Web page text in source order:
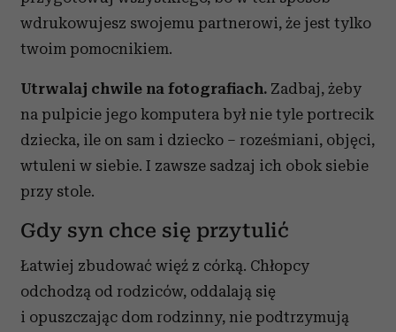
wdrukowujesz swojemu partnerowi, że jest tylko
twoim pomocnikiem.
Utrwalaj chwile na fotografiach. Zadbaj, żeby
na pulpicie jego komputera był nie tyle portrecik
dziecka, ile on sam i dziecko – roześmiani, objęci,
wtuleni w siebie. I zawsze sadzaj ich obok siebie
przy stole.
Gdy syn chce się przytulić
Łatwiej zbudować więź z córką. Chłopcy
odchodzą od rodziców, oddalają się
i opuszczając dom rodzinny, nie podtrzymują